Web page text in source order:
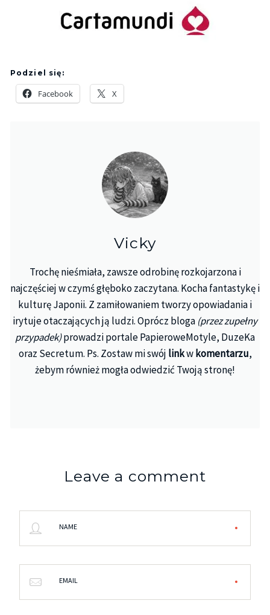
Podziel się:
Facebook X
Vicky
Trochę nieśmiała, zawsze odrobinę rozkojarzona i
najczęściej w czymś głęboko zaczytana. Kocha fantastykę i
kulturę Japonii. Z zamiłowaniem tworzy opowiadania i
irytuje otaczających ją ludzi. Oprócz bloga (przez zupełny
przypadek)prowadzi portale PapieroweMotyle, DuzeKa
oraz Secretum. Ps. Zostaw mi swój linkwkomentarzu,
żebym również mogła odwiedzić Twoją stronę!
Leave a comment
NAME
EMAIL